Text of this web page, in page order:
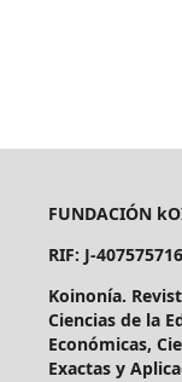
FUNDACIÓN
RIF: J-407575716
Koinonía.
Ciencias de la
Económicas,
Exactas y